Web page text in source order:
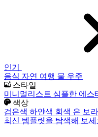
인기
음식 자연 여행 물 우주
스타일
미니멀리스트 심플한 에스
색상
검은색 하얀색 회색 은 보
최신 템플릿을 탐색해 보